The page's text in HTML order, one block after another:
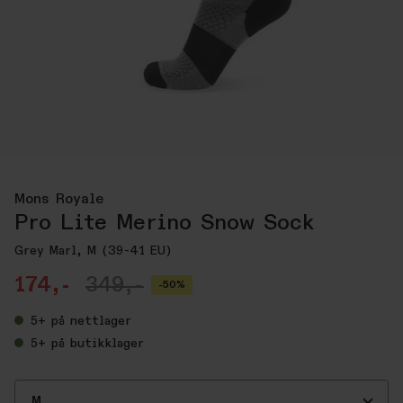
Mons Royale
Pro Lite Merino Snow Sock
Grey Marl, M (39-41 EU)
174,- 349,- -50%
5+ på nettlager
5+ på butikklager